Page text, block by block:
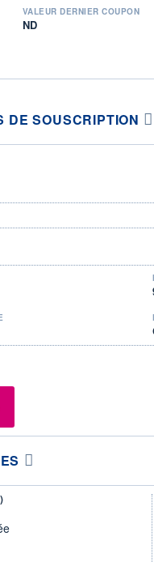
VALEUR DERNIER COUPON
ND
DE SOUSCRIPTION